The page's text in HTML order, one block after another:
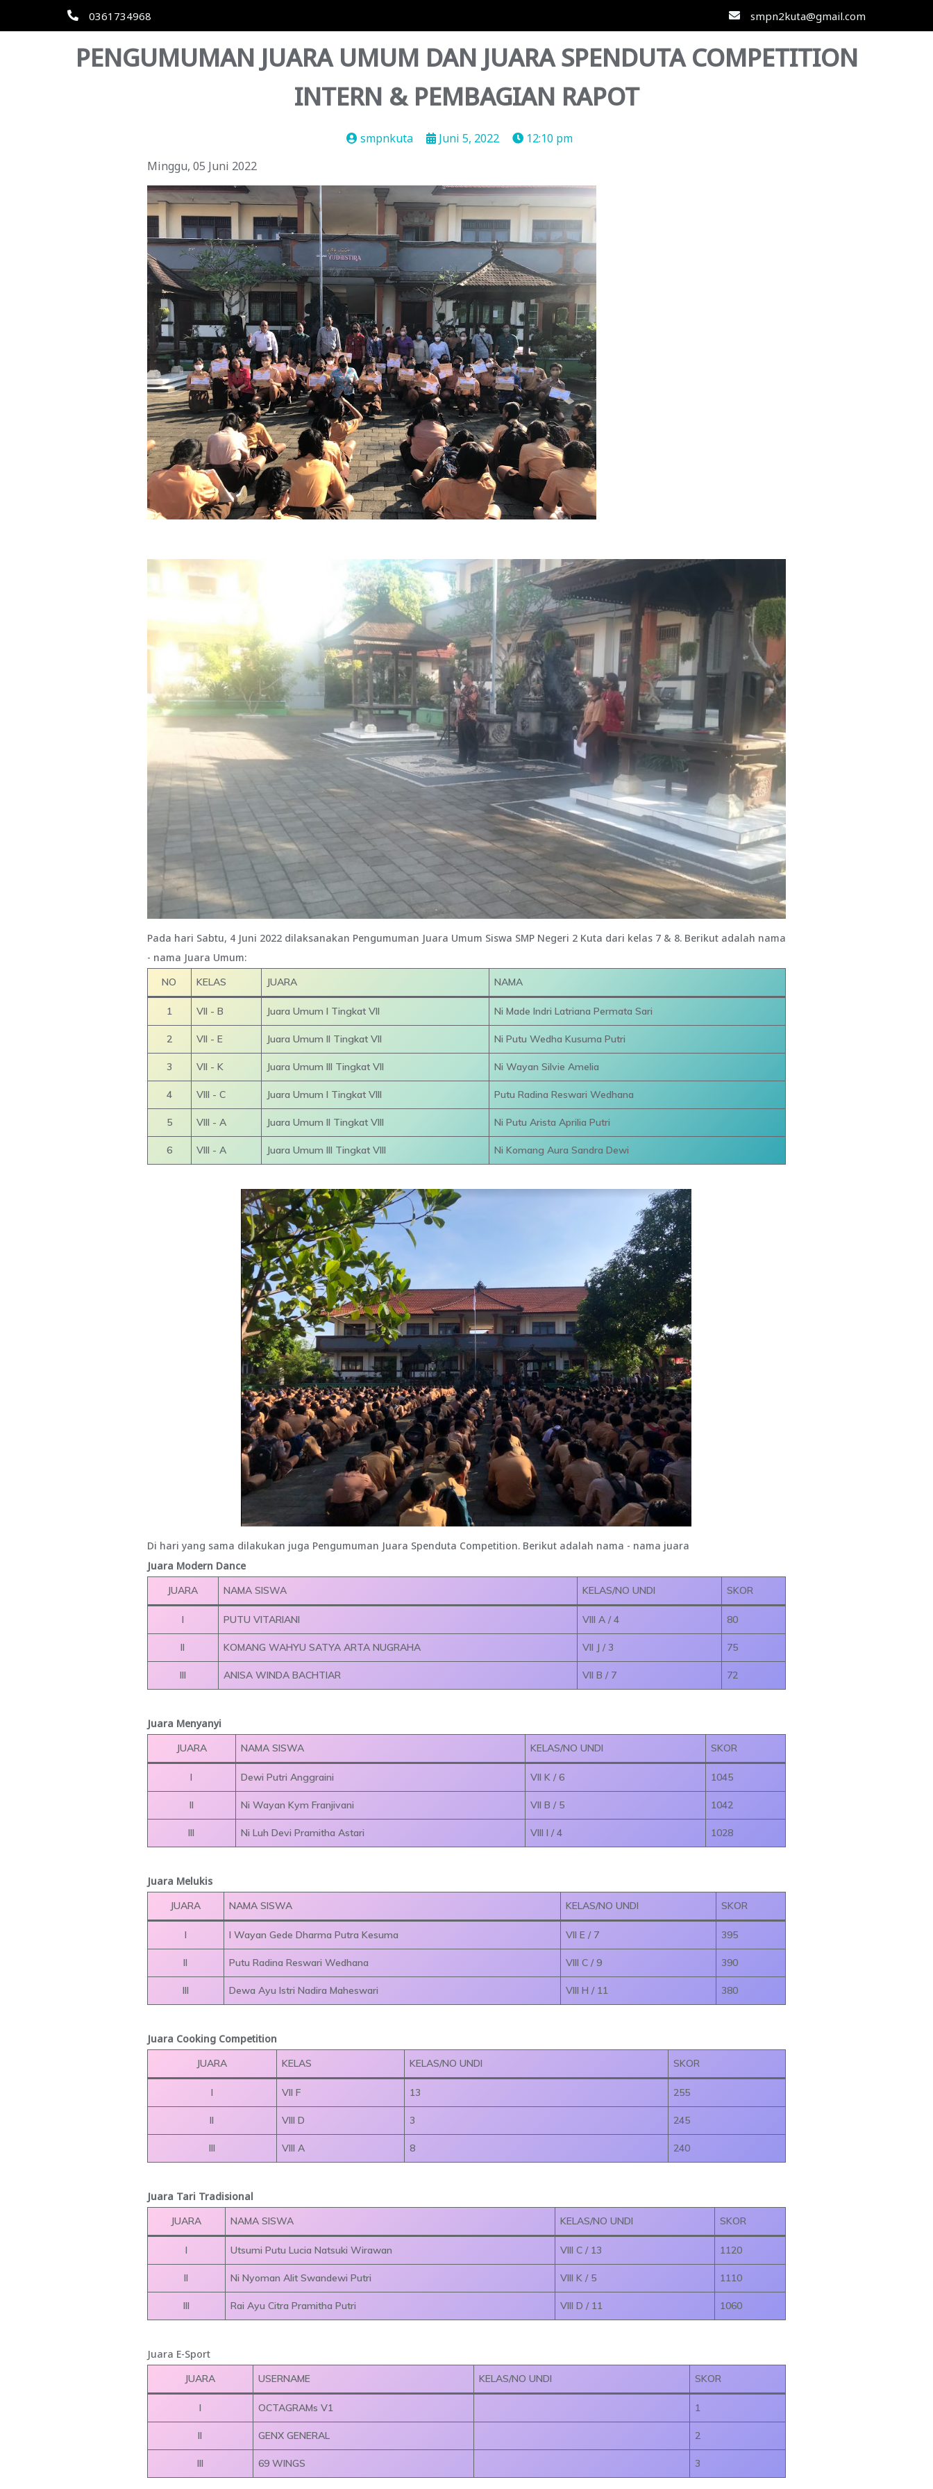
0361734968 smpn2kuta@gmail.com
PENGUMUMAN JUARA UMUM DAN JUARA SPENDUTA COMPETITION
INTERN & PEMBAGIAN RAPOT
smpnkuta Juni 5, 2022
12:10 pm
Minggu, 05 Juni 2022
Pada hari Sabtu, 4 Juni 2022 dilaksanakan Pengumuman Juara Umum Siswa SMP Negeri 2 Kuta dari kelas 7 & 8. Berikut adalah nama
- nama Juara Umum:
NO KELAS JUARA NAMA
1 VII - B Juara Umum I Tingkat VII Ni Made Indri Latriana Permata Sari
2 VII - E Juara Umum II Tingkat VII Ni Putu Wedha Kusuma Putri
3 VII - K Juara Umum III Tingkat VII Ni Wayan Silvie Amelia
4 VIII - C Juara Umum I Tingkat VIII Putu Radina Reswari Wedhana
5 VIII - A Juara Umum II Tingkat VIII Ni Putu Arista Aprilia Putri
6 VIII - A Juara Umum III Tingkat VIII Ni Komang Aura Sandra Dewi
Di hari yang sama dilakukan juga Pengumuman Juara Spenduta Competition. Berikut adalah nama - nama juara
Juara Modern Dance
JUARA NAMA SISWA KELAS/NO UNDI SKOR
I PUTU VITARIANI VIII A / 4 80
II KOMANG WAHYU SATYA ARTA NUGRAHA VII J / 3 75
III ANISA WINDA BACHTIAR VII B / 7 72
Juara Menyanyi
JUARA NAMA SISWA KELAS/NO UNDI SKOR
I Dewi Putri Anggraini VII K / 6 1045
II Ni Wayan Kym Franjivani VII B / 5 1042
III Ni Luh Devi Pramitha Astari VIII I / 4 1028
Juara Melukis
JUARA NAMA SISWA KELAS/NO UNDI SKOR
I I Wayan Gede Dharma Putra Kesuma VII E / 7 395
II Putu Radina Reswari Wedhana VIII C / 9 390
III Dewa Ayu Istri Nadira Maheswari VIII H / 11 380
Juara Cooking Competition
JUARA KELAS KELAS/NO UNDI SKOR
I VII F 13 255
II VIII D 3 245
III VIII A 8 240
Juara Tari Tradisional
JUARA NAMA SISWA KELAS/NO UNDI SKOR
I Utsumi Putu Lucia Natsuki Wirawan VIII C / 13 1120
II Ni Nyoman Alit Swandewi Putri VIII K / 5 1110
III Rai Ayu Citra Pramitha Putri VIII D / 11 1060
Juara E-Sport
JUARA USERNAME KELAS/NO UNDI SKOR
I OCTAGRAMs V1 1
II GENX GENERAL 2
III 69 WINGS 3